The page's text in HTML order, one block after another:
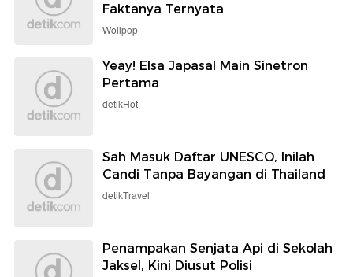
Faktanya Ternyata
Wolipop
Yeay! Elsa Japasal Main Sinetron
Pertama
detikHot
Sah Masuk Daftar UNESCO, Inilah
Candi Tanpa Bayangan di Thailand
detikTravel
Penampakan Senjata Api di Sekolah
Jaksel, Kini Diusut Polisi